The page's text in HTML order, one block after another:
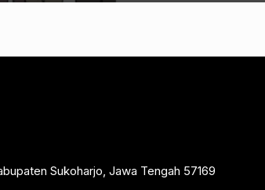
Sukoharjo, Jawa Tengah 57169